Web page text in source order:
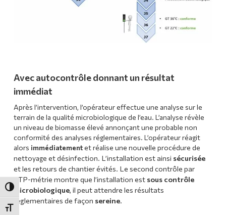
Passer en contraste élevé
Changer la taille de la police
Avec autocontrôle donnant un résultat
immédiat
Après l’intervention, l’opérateur effectue une analyse sur le
terrain de la qualité microbiologique de l’eau. L’analyse révèle
un niveau de biomasse élevé annonçant une probable non
conformité des analyses réglementaires. L’opérateur réagit
alors immédiatementet réalise une nouvelle procédure de
nettoyage et désinfection. L’installation est ainsi sécurisée
et les retours de chantier évités. Le second contrôle par
ATP-métrie montre que l’installation est sous contrôle
microbiologique, il peut attendre les résultats
réglementaires de façon sereine.